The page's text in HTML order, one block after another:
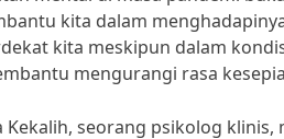
kita dalam
kita meskipun dalam
mengurangi rasa
Kekalih, seorang psikolog